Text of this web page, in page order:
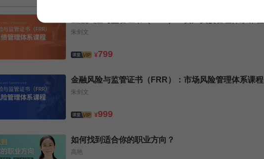
朱剑文
¥799
金融风险与监管证书（FRR）：市场风险管理体系课程
朱剑文
¥999
如何找到适合你的职业方向？
高艳